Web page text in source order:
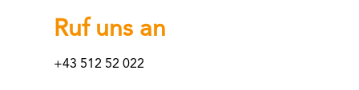
Ruf uns an
+43 512 52 022